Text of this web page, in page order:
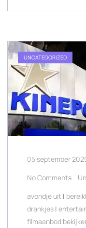
UNCATEGORIZED
05 september
No Comments
avondje uit |
drankjes |
filmaanbod